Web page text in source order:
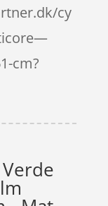
cy
cm?